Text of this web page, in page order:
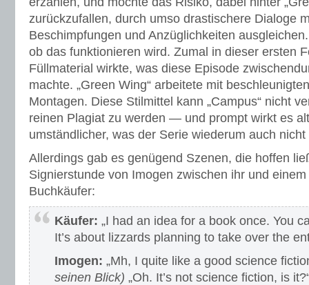
zurückzufallen, durch umso drastischere Dialoge
Beschimpfungen und Anzüglichkeiten
ob das funktionieren wird. Zumal in dieser ersten
Füllmaterial wirkte, was diese Episode
machte. „Green Wing“ arbeitete mit
Montagen. Diese Stilmittel kann „Campus“ nicht
reinen Plagiat zu werden — und prompt wirkt es
umständlicher, was der Serie wiederum auch nicht
Allerdings gab es genügend Szenen, die hoffen
Signierstunde von Imogen zwischen ihr und
Buchkäufer:
Käufer: „I had an idea for a book once. You
It’s about lizzards planning to take over the
Imogen: „Mh, I quite like a good science
seinen Blick) „Oh. It’s not science fiction, is